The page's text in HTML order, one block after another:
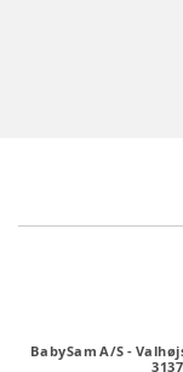
BabySam A/S -